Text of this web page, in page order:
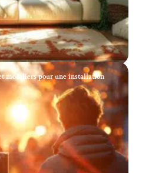
mobiliers pour une installation